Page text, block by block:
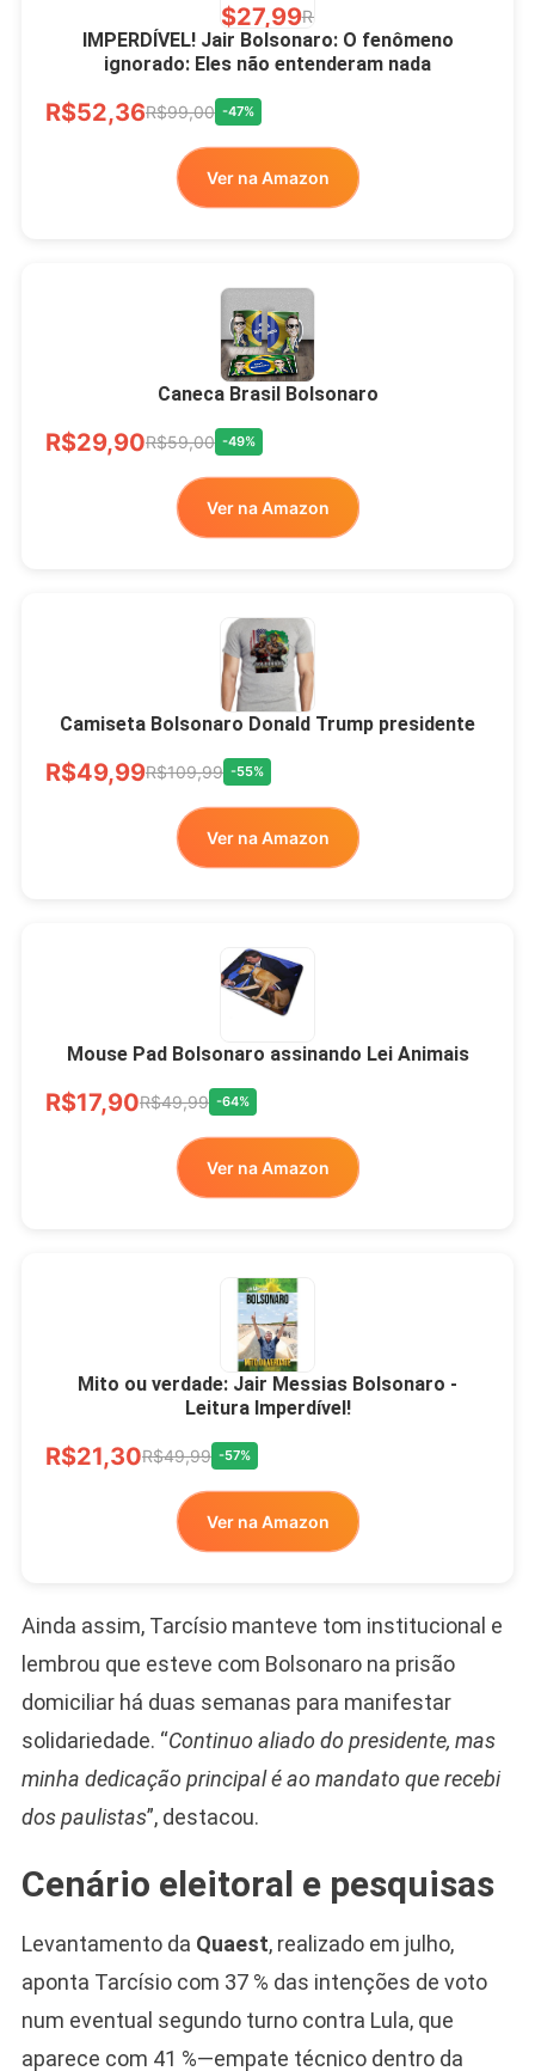
R$27,99R$49,00
Xícara Bolsonaro
Brasão Deus Acima De
Todos
R$33,00
Ver no MERCADO
LIVRE
IMPERDÍVEL! Jair Bolsonaro: O fenômeno
ignorado: Eles não entenderam nada
R$52,36R$99,00 -47%
Ver na Amazon
Caneca Brasil Bolsonaro
R$29,90R$59,00 -49%
Ver na Amazon
Camiseta Bolsonaro Donald Trump presidente
R$49,99R$109,99 -55%
Ver na Amazon
Mouse Pad Bolsonaro assinando Lei Animais
R$17,90R$49,99 -64%
Ver na Amazon
Mito ou verdade: Jair Messias Bolsonaro -
Leitura Imperdível!
R$21,30R$49,99 -57%
Ver na Amazon
Ainda assim, Tarcísio manteve tom institucional e
lembrou que esteve com Bolsonaro na prisão
domiciliar há duas semanas para manifestar
solidariedade. “Continuo aliado do presidente, mas
minha dedicação principal é ao mandato que recebi
dos paulistas”, destacou.
Cenário eleitoral e pesquisas
Levantamento da Quaest, realizado em julho,
aponta Tarcísio com 37 % das intenções de voto
num eventual segundo turno contra Lula, que
aparece com 41 %—empate técnico dentro da